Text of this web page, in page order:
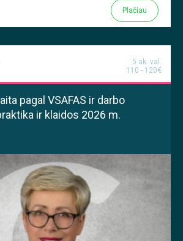
Plačiau
5 ak. val.
110 - 120€
pagal VSAFAS ir darbo
ir klaidos 2026 m.